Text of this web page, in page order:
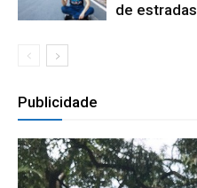
de estradas
Publicidade